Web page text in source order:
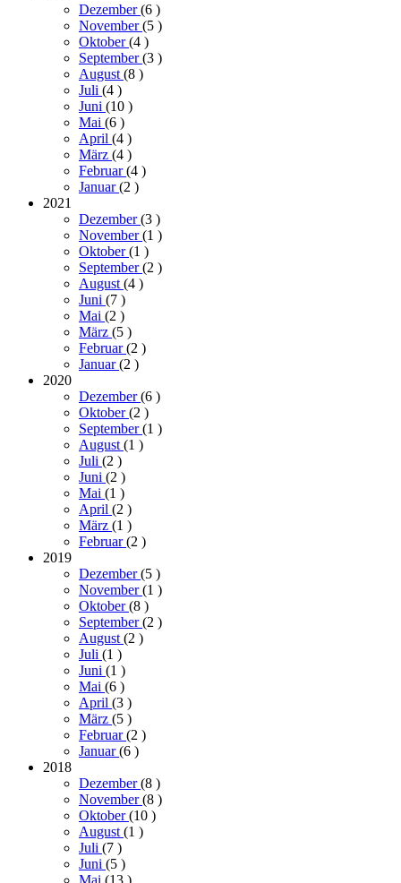
Dezember(6 )
November(5 )
Oktober(4 )
September(3 )
August (8 )
Juli (4 )
Juni (10 )
Mai (6 )
April (4 )
März (4 )
Februar(4 )
Januar(2 )
2021
Dezember(3 )
November(1 )
Oktober(1 )
September(2 )
August (4 )
Juni (7 )
Mai (2 )
März (5 )
Februar(2 )
Januar(2 )
2020
Dezember(6 )
Oktober(2 )
September(1 )
August (1 )
Juli (2 )
Juni (2 )
Mai (1 )
April (2 )
März (1 )
Februar(2 )
2019
Dezember(5 )
November(1 )
Oktober(8 )
September(2 )
August (2 )
Juli (1 )
Juni (1 )
Mai (6 )
April (3 )
März (5 )
Februar(2 )
Januar(6 )
2018
Dezember(8 )
November(8 )
Oktober(10 )
August (1 )
Juli (7 )
Juni (5 )
Mai (13 )